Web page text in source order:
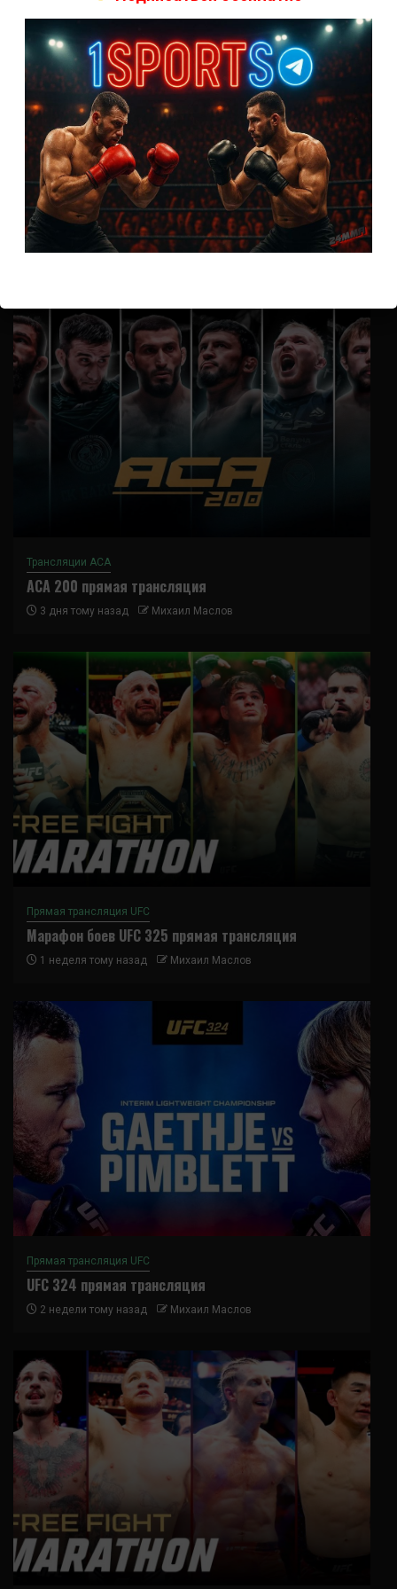
А как смотреть с ноутбука?
Анонимно кРасписание боев UFC
Кусок говна ты, существом даже нельзя ,такое как ты назвать!
АнонимнокКонор МакГрегор
УЧ
АнонимнокРэнди Браун — Николас Далби
не запускается ни один бой, реклама есть, а когда
заканчивается начинается загрузка видео длиною в жизнь.
Исправьте пожалуйста
Трансляции ACA
ACA 200 прямая трансляция
3 дня тому назад Михаил Маслов
Прямая трансляция UFC
Марафон боев UFC 325 прямая трансляция
1 неделя тому назад Михаил Маслов
Прямая трансляция UFC
UFC 324 прямая трансляция
2 недели тому назад Михаил Маслов